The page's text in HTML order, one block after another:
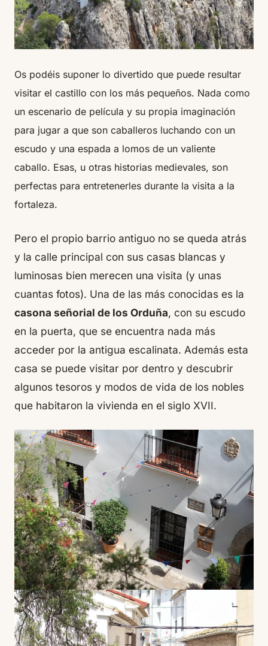
Os podéis suponer lo divertido que puede resultar
visitar el castillo con los más pequeños. Nada como
un escenario de película y su propia imaginación
para jugar a que son caballeros luchando con un
escudo y una espada a lomos de un valiente
caballo. Esas, u otras historias medievales, son
perfectas para entretenerles durante la visita a la
fortaleza.
Pero el propio barrio antiguo no se queda atrás
y la calle principal con sus casas blancas y
luminosas bien merecen una visita (y unas
cuantas fotos). Una de las más conocidas es la
casona señorial de los Orduña, con su escudo
en la puerta, que se encuentra nada más
acceder por la antigua escalinata. Además esta
casa se puede visitar por dentro y descubrir
algunos tesoros y modos de vida de los nobles
que habitaron la vivienda en el siglo XVII.